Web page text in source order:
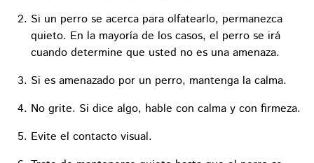
Si un perro se acerca para olfatearlo, permanezca
quieto. En la mayoría de los casos, el perro se irá
cuando determine que usted no es una amenaza.
Si es amenazado por un perro, mantenga la calma.
No grite. Si dice algo, hable con calma y con firmeza.
Evite el contacto visual.